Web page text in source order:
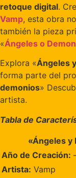
retoque digital.
Vamp, esta obra
también la pieza
«Ángeles o
Explora «Ángeles
forma parte del
demonios»
artista.
Tabla de
«Ángeles y
Año de Creación:
Artista: Vamp